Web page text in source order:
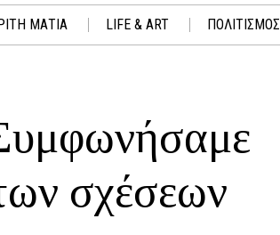
ΜΑΤΙΑ LIFE & ART ΠΟΛΙΤΙΣΜΟΣ
σχέσεων